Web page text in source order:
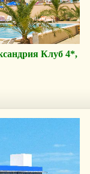
Клуб 4*,